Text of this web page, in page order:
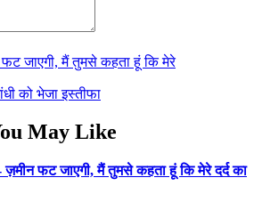
जाएगी, मैं तुमसे कहता हूं कि मेरे
को भेजा इस्तीफा
May Like
फट जाएगी, मैं तुमसे कहता हूं कि मेरे दर्द का